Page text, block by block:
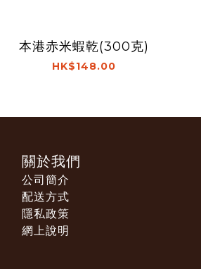
本港赤米蝦乾(300克)
HK$148.00
關於我們
公司簡介
配送方式
隱私政策
網上說明